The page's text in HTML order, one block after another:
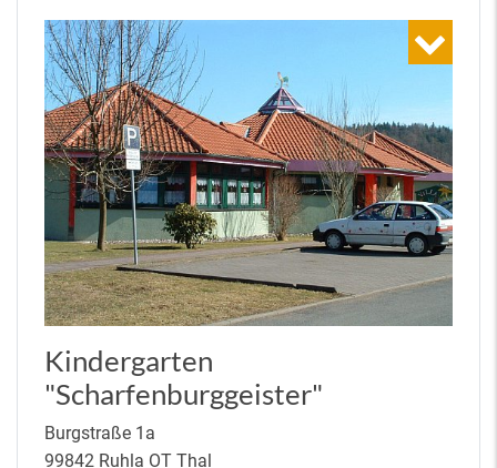
Kindergarten
"Scharfenburggeister"
Burgstraße 1a
99842 Ruhla OT Thal